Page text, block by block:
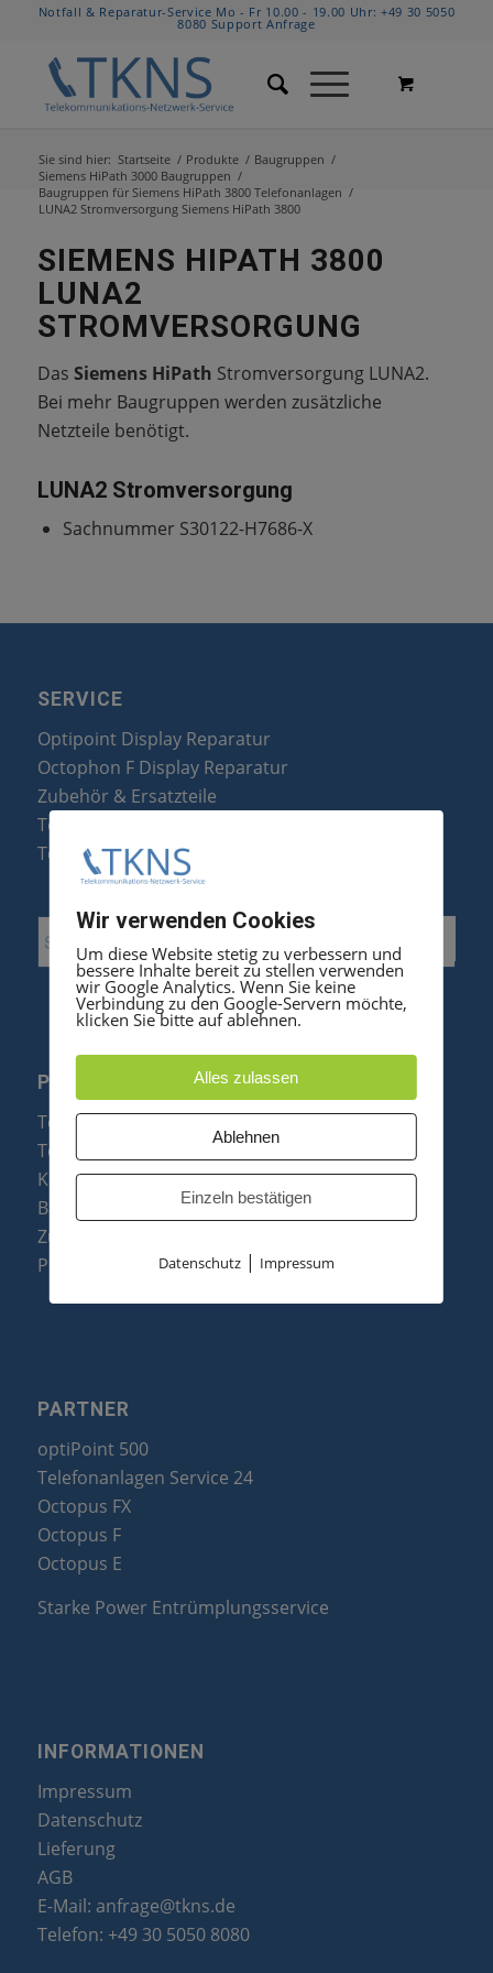
Notfall & Reparatur-Service Mo - Fr 10.00 - 19.00 Uhr:+49 30 5050
8080 Support Anfrage
Sie sind hier: Startseite / Produkte / Baugruppen /
Siemens HiPath 3000 Baugruppen /
Baugruppen für Siemens HiPath 3800 Telefonanlagen /
LUNA2 Stromversorgung Siemens HiPath 3800
SIEMENS HIPATH 3800
LUNA2
STROMVERSORGUNG
Das Siemens HiPath Stromversorgung LUNA2.
Bei mehr Baugruppen werden zusätzliche
Netzteile benötigt.
LUNA2 Stromversorgung
Sachnummer S30122-H7686-X
SERVICE
Optipoint Display Reparatur
Octophon F Display Reparatur
Zubehör & Ersatzteile
Telefonanlagen Optimierung
Telefonanlagen Erweiterung
PRODUKTE
Telefonanlagen
Telefone
Konftel Konferenztelefone
Baugruppen
Zubehör & Ersatzteile
Produktzusammenfassung
PARTNER
optiPoint 500
Telefonanlagen Service 24
Octopus FX
Octopus F
Octopus E
Starke Power Entrümplungsservice
INFORMATIONEN
Impressum
Datenschutz
Lieferung
AGB
E-Mail: anfrage@tkns.de
Telefon: +49 30 5050 8080
Wir verwenden Cookies
Um diese Website stetig zu verbessern und
bessere Inhalte bereit zu stellen verwenden
wir Google Analytics. Wenn Sie keine
Verbindung zu den Google-Servern möchte,
klicken Sie bitte auf ablehnen.
Alles zulassen
Ablehnen
Einzeln bestätigen
Datenschutz| Impressum